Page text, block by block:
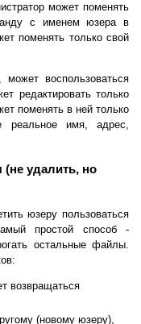
может поменять
с именем юзера в
поменять только свой
воспользоваться
редактировать только
поменять в ней только
реальное имя, адрес,
(не удалить, но
юзеру пользоваться
простой способ -
остальные файлы.
возвращаться
(новому юзеру),